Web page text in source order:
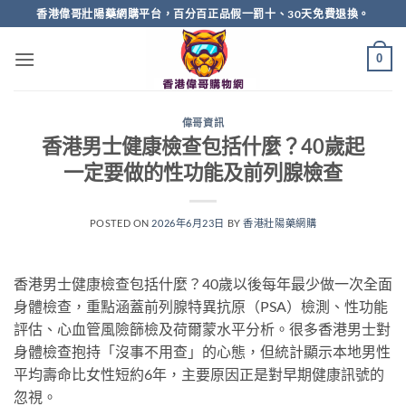
to
content
香港偉哥壯陽藥網購平台，百分百正品假一罰十、30天免費退換。
0
偉哥資訊
香港男士健康檢查包括什麼？40歲起
一定要做的性功能及前列腺檢查
POSTED ON 2026年6月23日 BY香港壯陽藥網購
香港男士健康檢查包括什麼？40歲以後每年最少做一次全面
身體檢查，重點涵蓋前列腺特異抗原（PSA）檢測、性功能
評估、心血管風險篩檢及荷爾蒙水平分析。很多香港男士對
身體檢查抱持「沒事不用查」的心態，但統計顯示本地男性
平均壽命比女性短約6年，主要原因正是對早期健康訊號的
忽視。